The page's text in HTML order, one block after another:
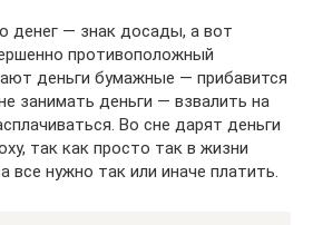
денег — знак досады, а вот
противоположный
деньги бумажные — прибавится
занимать деньги — взвалить на
Во сне дарят деньги
так как просто так в жизни
все нужно так или иначе платить.